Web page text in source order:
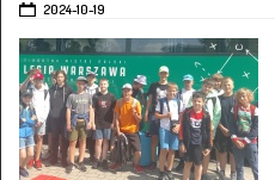
2024-10-19